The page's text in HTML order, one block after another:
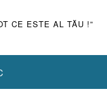
CE ESTE AL TĂU !”